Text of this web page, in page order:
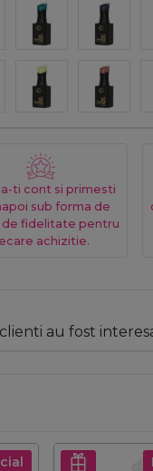
ti cont si primesti
sub forma de
de fidelitate pentru
achizitie.
au fost